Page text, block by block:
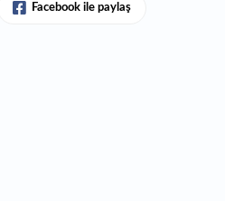
Facebook ile paylaş